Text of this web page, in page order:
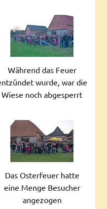
Während das Feuer
wurde, war die
Wiese noch abgesperrt
Das Osterfeuer hatte
eine Menge Besucher
angezogen